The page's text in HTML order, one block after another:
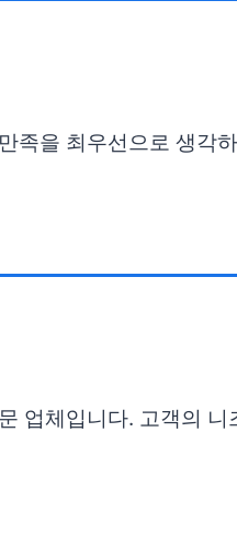
족을 최우선으로 생각
업체입니다. 고객의